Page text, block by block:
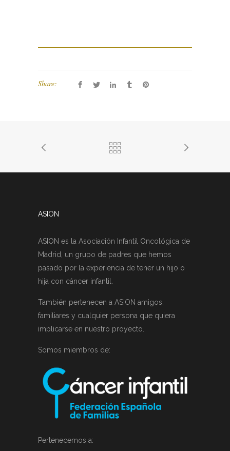
Share:
ASION
ASION es la Asociación Infantil Oncológica de
Madrid, un grupo de padres que hemos
pasado por la experiencia de tener un hijo o
hija con cáncer infantil.
También pertenecen a ASION amigos,
familiares y cualquier persona que quiera
implicarse en nuestro proyecto.
Somos miembros de:
Pertenecemos a: